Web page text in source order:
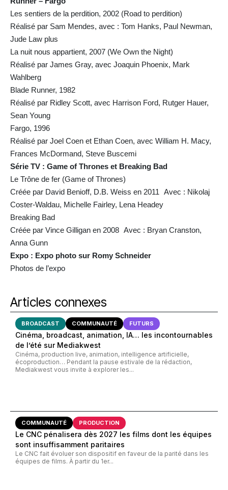
Les sentiers de la perdition, 2002 (Road to perdition)
Réalisé par Sam Mendes, avec : Tom Hanks, Paul Newman,
Jude Law plus
La nuit nous appartient, 2007 (We Own the Night)
Réalisé par James Gray, avec Joaquin Phoenix, Mark
Wahlberg
Blade Runner, 1982
Réalisé par Ridley Scott, avec Harrison Ford, Rutger Hauer,
Sean Young
Fargo, 1996
Réalisé par Joel Coen et Ethan Coen, avec William H. Macy,
Frances McDormand, Steve Buscemi
Série TV : Game of Thrones et Breaking Bad
Le Trône de fer (Game of Thrones)
Créée par David Benioff, D.B. Weiss en 2011 Avec : Nikolaj
Coster-Waldau, Michelle Fairley, Lena Headey
Breaking Bad
Créée par Vince Gilligan en 2008 Avec : Bryan Cranston,
Anna Gunn
Expo : Expo photo sur Romy Schneider
Photos de l’expo
Articles connexes
BROADCAST COMMUNAUTÉ FUTURS
Cinéma, broadcast, animation, IA… les incontournables
de l’été sur Mediakwest
Cinéma, production live, animation, intelligence artificielle,
écoproduction… Pendant la pause estivale de la rédaction,
Mediakwest vous invite à explorer les...
COMMUNAUTÉ PRODUCTION
Le CNC pénalisera dès 2027 les films dont les équipes
sont insuffisamment paritaires
Le CNC fait évoluer son dispositif en faveur de la parité dans les
équipes de films. À partir du 1er...